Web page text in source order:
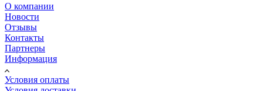
О компании
Новости
Отзывы
Контакты
Партнеры
Информация
Условия оплаты